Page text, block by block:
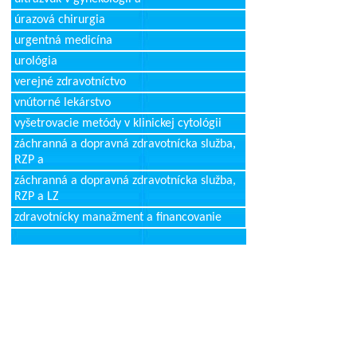
úrazová chirurgia
urgentná medicína
urológia
verejné zdravotníctvo
vnútorné lekárstvo
vyšetrovacie metódy v klinickej cytológii
záchranná a dopravná zdravotnícka služba,
RZP a
záchranná a dopravná zdravotnícka služba,
RZP a LZ
zdravotnícky manažment a financovanie